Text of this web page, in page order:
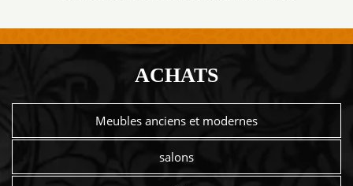
ACHATS
Meubles anciens et modernes
salons